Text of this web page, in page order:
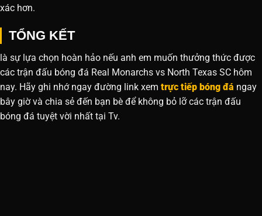
xác hơn.
TỔNG KẾT
là sự lựa chọn hoàn hảo nếu anh em muốn thưởng thức được
các trận đấu bóng đá Real Monarchs vs North Texas SC hôm
nay. Hãy ghi nhớ ngay đường link xem trực tiếp bóng đá ngay
bây giờ và chia sẻ đến bạn bè để không bỏ lỡ các trận đấu
bóng đá tuyệt vời nhất tại Tv.